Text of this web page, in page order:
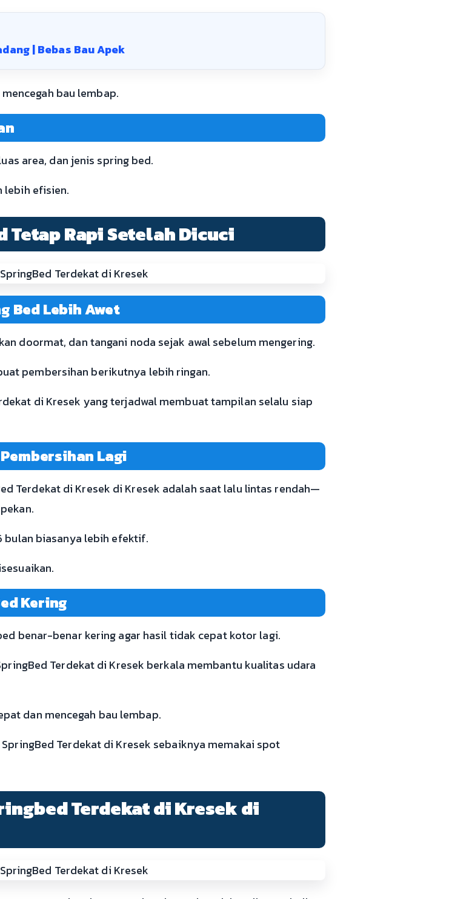
| Bebas Bau Apek
bau lembap.
area, dan jenis spring bed.
lebih efisien.
Tetap Rapi Setelah Dicuci
Bed Lebih Awet
doormat, dan tangani noda sejak awal sebelum mengering.
pembersihan berikutnya lebih ringan.
di Kresek yang terjadwal membuat tampilan selalu siap
Lagi
Terdekat di Kresek di Kresek adalah saat lalu lintas rendah—
biasanya lebih efektif.
Kering
benar-benar kering agar hasil tidak cepat kotor lagi.
Terdekat di Kresek berkala membantu kualitas udara
dan mencegah bau lembap.
Terdekat di Kresek sebaiknya memakai spot
Terdekat di Kresek di